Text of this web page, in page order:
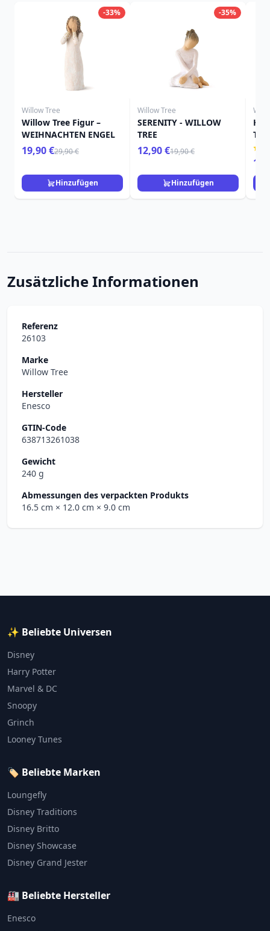
-33%
Willow Tree
Willow Tree Figur –
WEIHNACHTEN ENGEL
19,90 €29,90 €
Hinzufügen
-35%
Willow Tree
SERENITY - WILLOW
TREE
12,90 €19,90 €
Hinzufügen
Zusätzliche Informationen
Referenz
26103
Marke
Willow Tree
Hersteller
Enesco
GTIN-Code
638713261038
Gewicht
240 g
Abmessungen des verpackten Produkts
16.5 cm × 12.0 cm × 9.0 cm
✨ Beliebte Universen
Disney
Harry Potter
Marvel & DC
Snoopy
Grinch
Looney Tunes
🏷️ Beliebte Marken
Loungefly
Disney Traditions
Disney Britto
Disney Showcase
Disney Grand Jester
🏭 Beliebte Hersteller
Enesco